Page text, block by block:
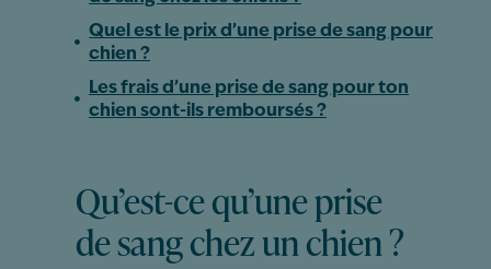
Quel est le prix d’une prise de sang pour
chien ?
Les frais d’une prise de sang pour ton
chien sont-ils remboursés ?
Qu’est-ce qu’une prise
de sang chez un chien ?